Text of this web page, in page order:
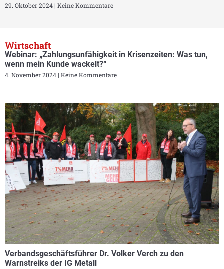
29. Oktober 2024 Keine Kommentare
Wirtschaft
Webinar: „Zahlungsunfähigkeit in Krisenzeiten: Was tun,
wenn mein Kunde wackelt?“
4. November 2024 Keine Kommentare
Verbandsgeschäftsführer Dr. Volker Verch zu den
Warnstreiks der IG Metall